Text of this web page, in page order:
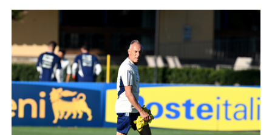
Paralimpico
Women
Serie
B
Femminile
Museo
del